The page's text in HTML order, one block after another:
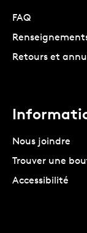
FAQ
Retours et
Nous joindre
Trouver une
Accessibilité